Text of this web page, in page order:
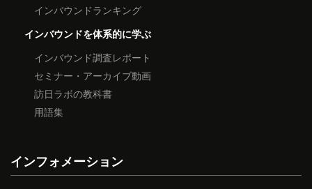
インバウンドランキング
インバウンドを体系的に学ぶ
インバウンド調査レポート
セミナー・アーカイブ動画
訪日ラボの教科書
用語集
インフォメーション